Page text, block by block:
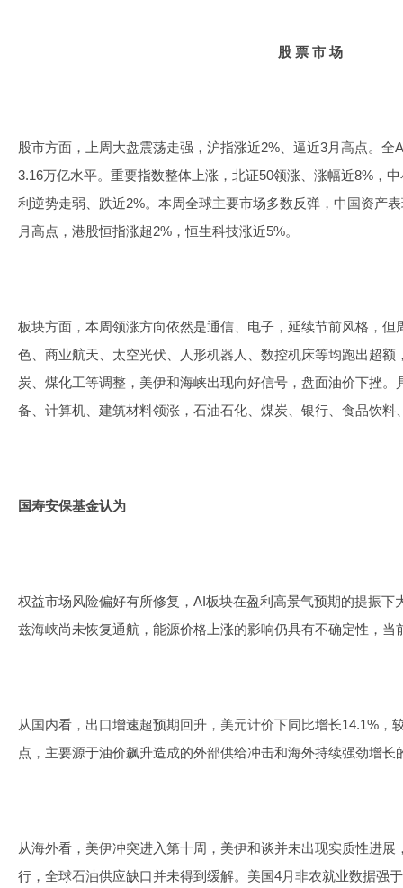
股 票 市 场
股市方面，上周大盘震荡走强，沪指涨近2%、逼近3月高点。全
3.16万亿水平。重要指数整体上涨，北证50领涨、涨幅近8%，
利逆势走弱、跌近2%。本周全球主要市场多数反弹，中国资产
月高点，港股恒指涨超2%，恒生科技涨近5%。
板块方面，本周领涨方向依然是通信、电子，延续节前风格，但
色、商业航天、太空光伏、人形机器人、数控机床等均跑出超额
炭、煤化工等调整，美伊和海峡出现向好信号，盘面油价下挫。
备、计算机、建筑材料领涨，石油石化、煤炭、银行、食品饮料
国寿安保基金认为
权益市场风险偏好有所修复，AI板块在盈利高景气预期的提振下
兹海峡尚未恢复通航，能源价格上涨的影响仍具有不确定性，当
从国内看，出口增速超预期回升，美元计价下同比增长14.1%，
点，主要源于油价飙升造成的外部供给冲击和海外持续强劲增长
从海外看，美伊冲突进入第十周，美伊和谈并未出现实质性进
行，全球石油供应缺口并未得到缓解。美国4月非农就业数据强